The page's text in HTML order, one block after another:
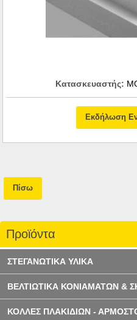
Κατασκευαστής:
Εκδήλωση
Πίσω
Προϊόντα
ΣΤΕΓΑΝΩΤΙΚΑ ΥΛΙΚΑ
ΒΕΛΤΙΩΤΙΚΑ ΚΟΝΙΑΜΑΤΩΝ &
ΚΟΛΛΕΣ ΠΛΑΚΙΔΙΩΝ -